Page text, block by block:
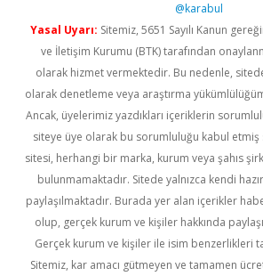
@karabul
Yasal Uyarı: Sitemiz, 5651 Sayılı Kanun
ve İletişim Kurumu (BTK) tarafından
olarak hizmet vermektedir. Bu nedenle,
olarak denetleme veya araştırma
Ancak, üyelerimiz yazdıkları içeriklerin
siteye üye olarak bu sorumluluğu kabul etmiş
sitesi, herhangi bir marka, kurum veya şahıs
bulunmamaktadır. Sitede yalnızca kendi
paylaşılmaktadır. Burada yer alan içerikler
olup, gerçek kurum ve kişiler hakkında
Gerçek kurum ve kişiler ile isim benzerlikleri
Sitemiz, kar amacı gütmeyen ve tamamen